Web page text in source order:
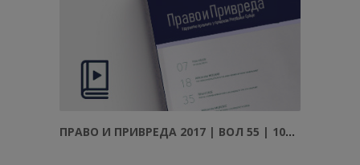
ПРАВО И ПРИВРЕДА 2017 | ВОЛ 55 | 10–12